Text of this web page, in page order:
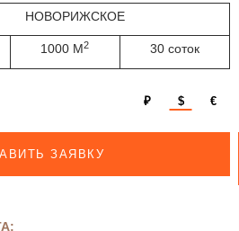
НОВОРИЖСКОЕ
1000 М2 30 соток
₽ $ €
ЗАЯВКУ